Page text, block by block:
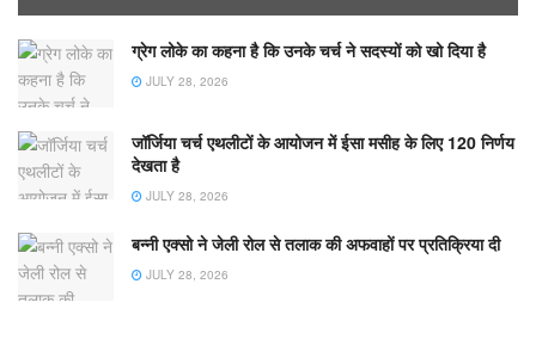
ग्रेग लोके का कहना है कि उनके चर्च ने सदस्यों को खो दिया है
JULY 28, 2026
जॉर्जिया चर्च एथलीटों के आयोजन में ईसा मसीह के लिए 120 निर्णय
देखता है
JULY 28, 2026
बन्नी एक्सो ने जेली रोल से तलाक की अफवाहों पर प्रतिक्रिया दी
JULY 28, 2026